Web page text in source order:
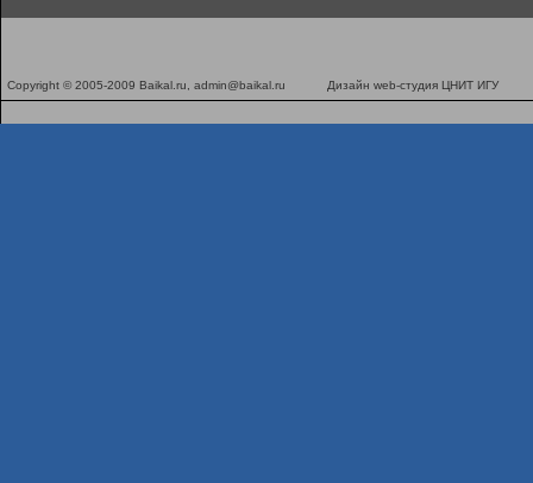
Copyright © 2005-2009 Baikal.ru, admin@baikal.ru Дизайн web-студия ЦНИТ ИГУ